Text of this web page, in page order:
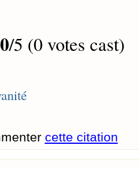
/5 (0 votes cast)
cette citation